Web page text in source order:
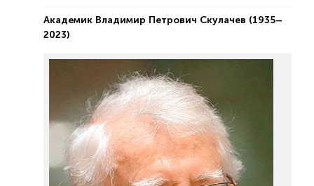
Академик Владимир Петрович Скулачев (1935–
2023)